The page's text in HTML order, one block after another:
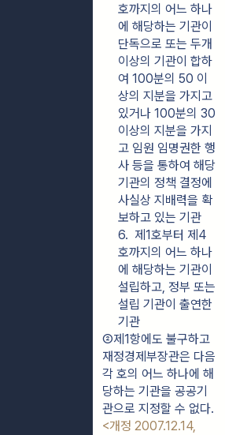
호까지의 어느 하나
에 해당하는 기관이
단독으로 또는 두개
이상의 기관이 합하
여 100분의 50 이
상의 지분을 가지고
있거나 100분의 30
이상의 지분을 가지
고 임원 임명권한 행
사 등을 통하여 해당
기관의 정책 결정에
사실상 지배력을 확
보하고 있는 기관
6.  제1호부터 제4
호까지의 어느 하나
에 해당하는 기관이
설립하고, 정부 또는
설립 기관이 출연한
기관
②제1항에도 불구하고
재정경제부장관은 다음
각 호의 어느 하나에 해
당하는 기관을 공공기
<개정 2007.12.14,